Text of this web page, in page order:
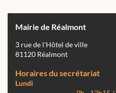
Mairie de Réalmont
3 rue de l'Hôtel de ville
81120 Réalmont
Horaires du secrétariat
Lundi